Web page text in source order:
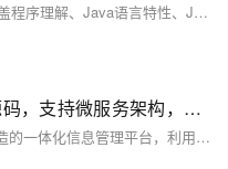
本笔记整理了Java学习的基础内容，涵盖程序理解、Java语言特性、JDK安装与配置、Java程序开发工具及编写步骤。重点介绍了Java程序的基本结构、编译和运行过程，以及输出语句的使用。通过实例演示了IDEA创建Java程序的方法，并强调了编码规范和注意事项。适合初学者复习和交流学习。 主要内容： 1. 理解程序：计算机组成、程序定义。 2. 简介：Java语言特点、技术平台、JDK作用。 3. 编写Java程序：编写、编译、运行步骤，基本结构。 4. 输出语句 5. DEA使用：新建工程、保存位置、文件介绍、新建类。 6. 扩展：注释、代码规范、大小写敏感、缩进等。
建筑施工一体化信息管理平台源码，支持微服务架构，采用Java、Spring Cloud、Vue等技术开发。
智慧工地云平台是专为建筑施工领域打造的一体化信息管理平台，利用大数据、云计算、物联网等技术，实现施工区域各系统数据汇总与可视化管理。平台涵盖人员、设备、物料、环境等关键因素的实时监控与数据分析，提供远程指挥、决策支持等功能，提升工作效率，促进产业信息化发展。系统由PC端、APP移动端及项目、监管、数据屏三大平台组成，支持微服务架构，采用Java、Spring Cloud、Vue等技术开发。